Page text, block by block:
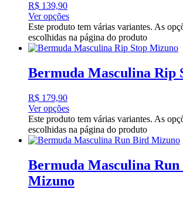
R$ 139,90
Ver opções
Este produto tem várias variantes. As
escolhidas na página do produto
Bermuda Masculina Rip
R$ 179,90
Ver opções
Este produto tem várias variantes. As
escolhidas na página do produto
Bermuda Masculina
Mizuno